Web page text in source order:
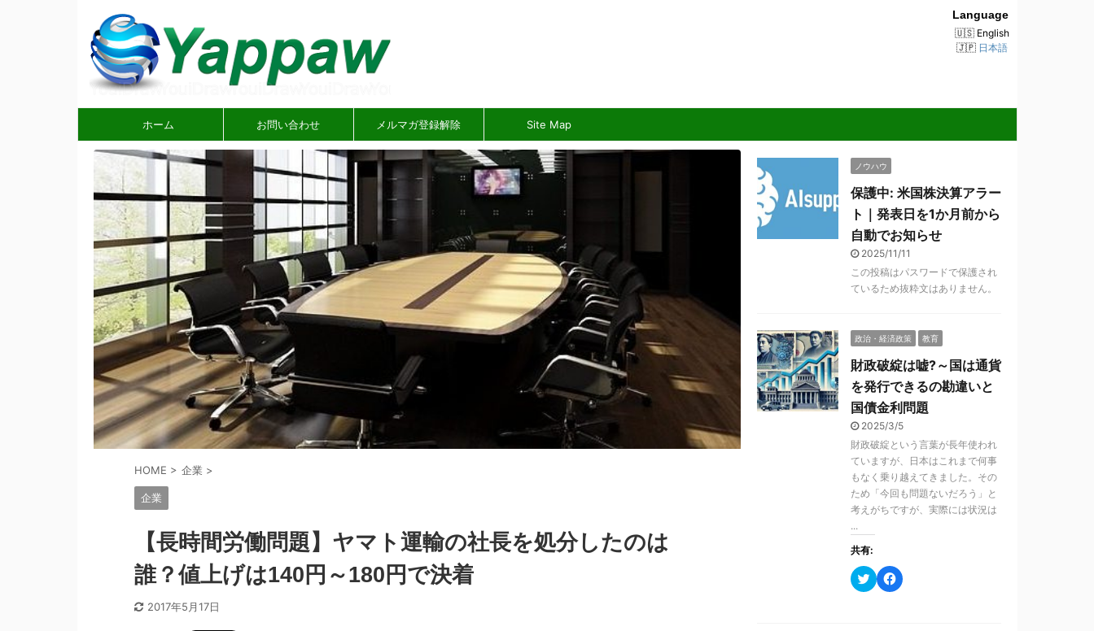
Language
English
日本語
ホーム お問い合わせ メルマガ登録解除 Site Map
HOME > 企業 >
企業
【長時間労働問題】ヤマト運輸の社長を処分したのは
誰？値上げは140円～180円で決着
2017年5月17日
ノウハウ
保護中: 米国株決算アラー
ト｜発表日を1か月前から
自動でお知らせ
2025/11/11
この投稿はパスワードで保護され
ているため抜粋文はありません。
政治・経済政策 教育
財政破綻は嘘?～国は通貨
を発行できるの勘違いと
国債金利問題
2025/3/5
財政破綻という言葉が長年使われ
ていますが、日本はこれまで何事
もなく乗り越えてきました。その
ため「今回も問題ないだろう」と
考えがちですが、実際には状況は
...
共有:
ク
リ
F
a